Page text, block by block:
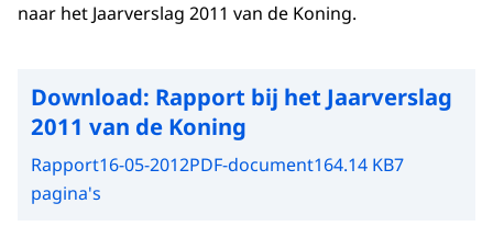
naar het Jaarverslag 2011 van de Koning.
Download: Rapport bij het Jaarverslag
2011 van de Koning
Rapport16-05-2012PDF-document164.14 KB7
pagina's